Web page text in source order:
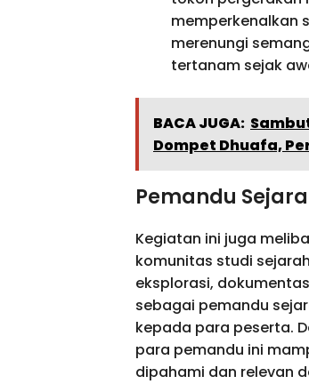
memperkenalkan
merenungi
tertanam sejak
BACA JUGA:
Dompet Dhuafa,
Pemandu
Kegiatan ini juga
komunitas studi
eksplorasi,
sebagai pemandu
kepada para peserta.
para pemandu ini
dipahami dan relevan